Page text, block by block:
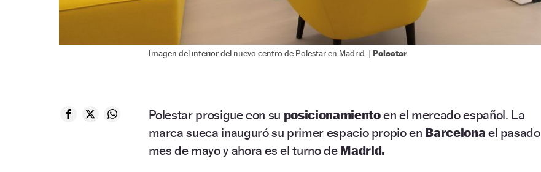
Imagen del interior del nuevo centro de Polestar en Madrid. | Polestar
Polestar prosigue con su posicionamientoen el mercado español. La
marca sueca inauguró su primer espacio propio en Barcelona el pasado
mes de mayo y ahora es el turno de Madrid.